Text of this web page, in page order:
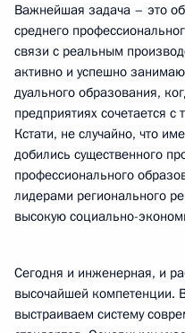
Важнейшая задача – это
среднего
связи с реальным
активно и успешно
дуального образования,
предприятиях сочетается с
Кстати, не случайно, что
добились существенного
профессионального
лидерами регионального
высокую социально-
Сегодня и инженерная, и
высочайшей компетенции.
выстраиваем систему